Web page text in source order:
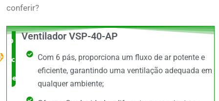
conferir?
O Melhor
custo x
benefício
Ventilador VSP-40-AP
Com 6 pás, proporciona um fluxo de ar potente e
eficiente, garantindo uma ventilação adequada em
qualquer ambiente;